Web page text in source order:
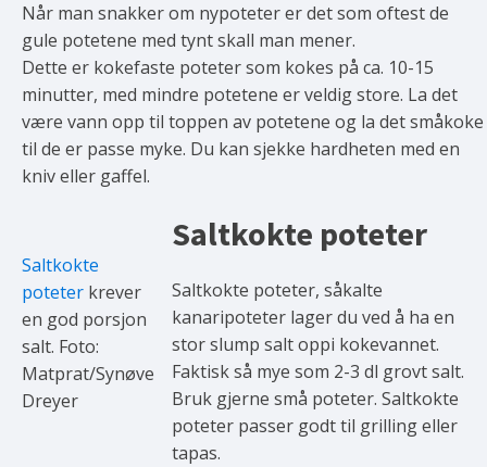
Når man snakker om nypoteter er det som oftest de
gule potetene med tynt skall man mener.
Dette er kokefaste poteter som kokes på ca. 10-15
minutter, med mindre potetene er veldig store. La det
være vann opp til toppen av potetene og la det småkoke
til de er passe myke. Du kan sjekke hardheten med en
kniv eller gaffel.
Saltkokte
poteter krever
en god porsjon
salt. Foto:
Matprat/Synøve
Dreyer
Saltkokte poteter
Saltkokte poteter, såkalte
kanaripoteter lager du ved å ha en
stor slump salt oppi kokevannet.
Faktisk så mye som 2-3 dl grovt salt.
Bruk gjerne små poteter. Saltkokte
poteter passer godt til grilling eller
tapas.